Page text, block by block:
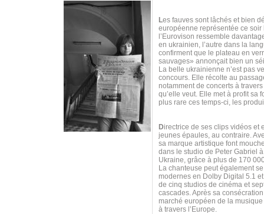
Les fauves sont lâchés et bien
européenne représentée ce
l’Eurovison ressemble
en ukrainien, l’autre dans la
confirment que le plateau en
sauvages» annonçait bien un
La belle ukrainienne n’est pas
concours. Elle récolte au
notamment de concerts à
qu’elle veut. Elle met à profit sa
plus rare ces temps-ci, les
Directrice de ses clips vidéos et
jeunes épaules, au contraire.
sa marque artistique font
dans le studio de Peter Gabriel
Ukraine, grâce à plus de 170
La chanteuse peut également
modernes en Dolby Digital 5.1
de cinq studios de cinéma et
cascades. Après sa
marché européen de la
à travers l’Europe.